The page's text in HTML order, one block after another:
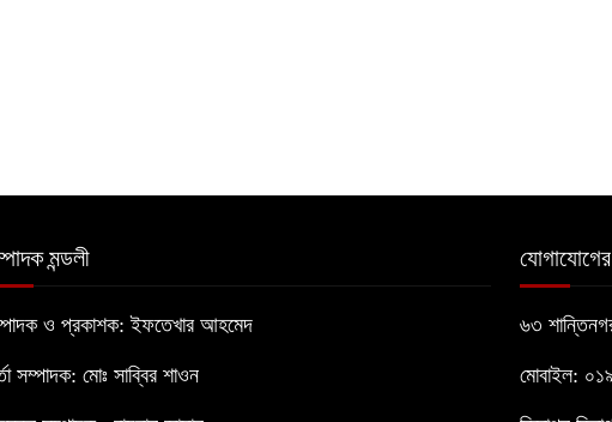
মন্ডলী
ও প্রকাশক: ইফতেখার আহমেদ
সম্পাদক: মোঃ সাব্বির শাওন
যোগাযোগের
৬৩
মোবাইল: